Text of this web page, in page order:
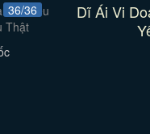
36/36
Dĩ Ái Vi